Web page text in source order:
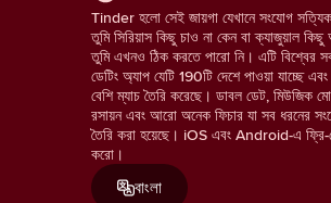
Tinder হলো সেই জায়গা যেখানে সংযোগ
তুমি সিরিয়াস কিছু চাও না কেন বা ক্যাজুয়াল
তুমি এখনও ঠিক করতে পারো নি। এটি বিশ্বের
ডেটিং অ্যাপ যেটি 190টি দেশে পাওয়া যাচ্ছে
বেশি ম্যাচ তৈরি করেছে। ডাবল ডেট, মিউজিক
রসায়ন এবং আরো অনেক ফিচার যা সব ধরনের
তৈরি করা হয়েছে। iOS এবং Android-এ
করো।
বাংলা